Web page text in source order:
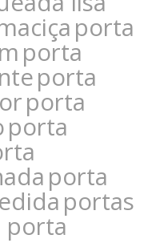
porta
porta
porta
porta
porta
porta
portas
porta